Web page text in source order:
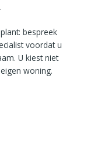
bespreek
voordat u
U kiest niet
woning.